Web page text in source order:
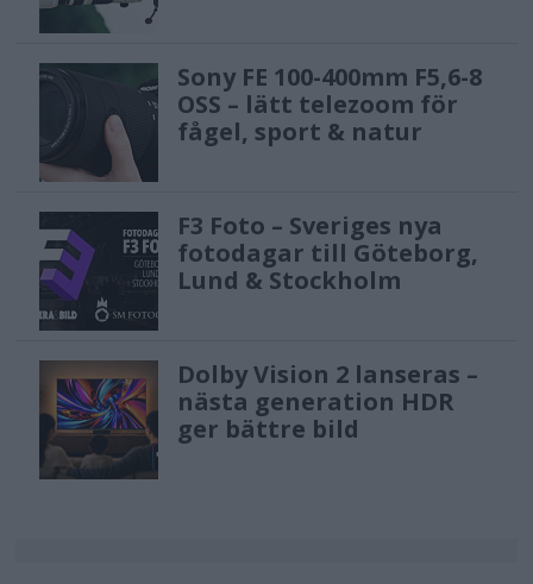
Sony FE 100-400mm F5,6-8
OSS – lätt telezoom för
fågel, sport & natur
F3 Foto – Sveriges nya
fotodagar till Göteborg,
Lund & Stockholm
Dolby Vision 2 lanseras –
nästa generation HDR
ger bättre bild